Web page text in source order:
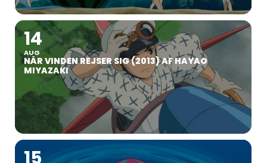
14
AUG
NÅR VINDEN REJSER SIG (2013) AF HAYAO
MIYAZAKI